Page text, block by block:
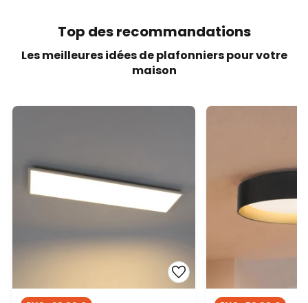
Top des recommandations
Les meilleures idées de plafonniers pour votre
maison